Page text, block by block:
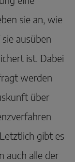
sie an, wie
ausüben
ist. Dabei
werden
über
gibt es
auch alle der